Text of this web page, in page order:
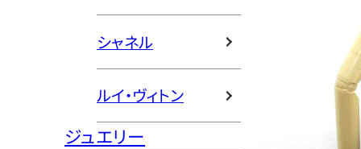
シャネル
ルイ・ヴィトン
ジュエリー